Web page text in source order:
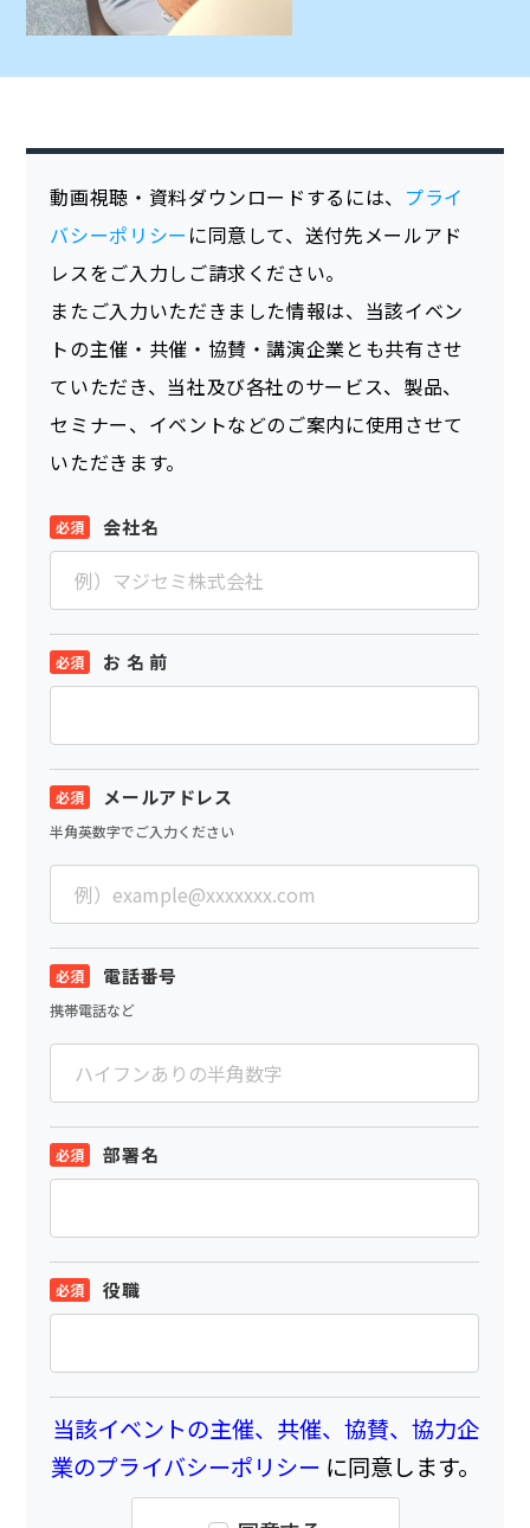
動画視聴・資料ダウンロードするには、 プライ
バシーポリシー に同意して、送付先メールアド
レスをご入力しご請求ください。
またご入力いただきました情報は、当該イベン
トの主催・共催・協賛・講演企業とも共有させ
ていただき、当社及び各社のサービス、製品、
セミナー、イベントなどのご案内に使用させて
いただきます。
会社名
お 名 前
メールアドレス
半角英数字でご入力ください
電話番号
携帯電話など
部署名
役職
当該イベントの主催、共催、協賛、協力企
業のプライバシーポリシー に同意します。